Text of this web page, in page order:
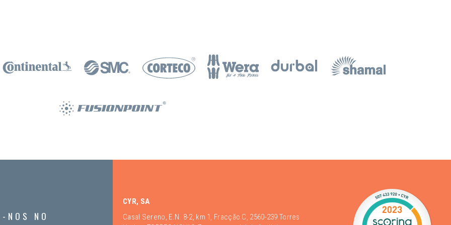
NOS NO
CYR, SA
Casal Sereno, E.N. 8-2, km 1, Fracção C, 2560-239 Torres